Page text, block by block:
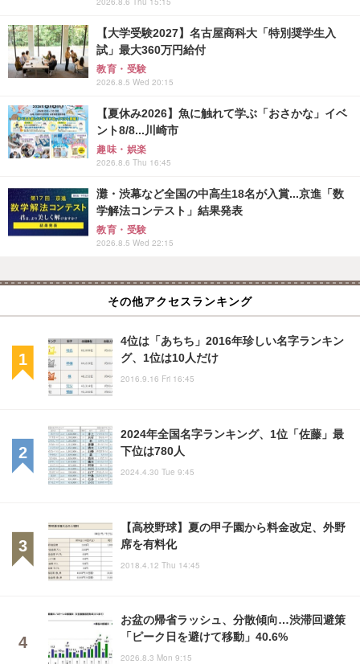
【大学受験2027】名古屋商科大「特別奨学生入
試」最大360万円給付
教育・受験
2026.8.5 Wed 20:15
【夏休み2026】魚に触れて学ぶ「おさかな」イベ
ント8/8...川崎市
趣味・娯楽
2026.8.6 Thu 16:45
灘・渋幕など全国の中高生18名が入賞...京進「数
学解法コンテスト」結果発表
教育・受験
2026.8.5 Wed 22:15
その他アクセスランキング
4位は「あちち」2016年珍しい名字ランキン
グ、1位は10人だけ
2016.9.16 Fri 16:45
2024年全国名字ランキング、1位「佐藤」最
下位は780人
2024.4.30 Tue 9:45
【高校野球】夏の甲子園から料金改定、外野
席を有料化
2018.4.12 Thu 14:45
お盆の帰省ラッシュ、分散傾向…渋滞回避策
「ピーク日を避けて移動」40.6%
2026.8.3 Mon 9:15